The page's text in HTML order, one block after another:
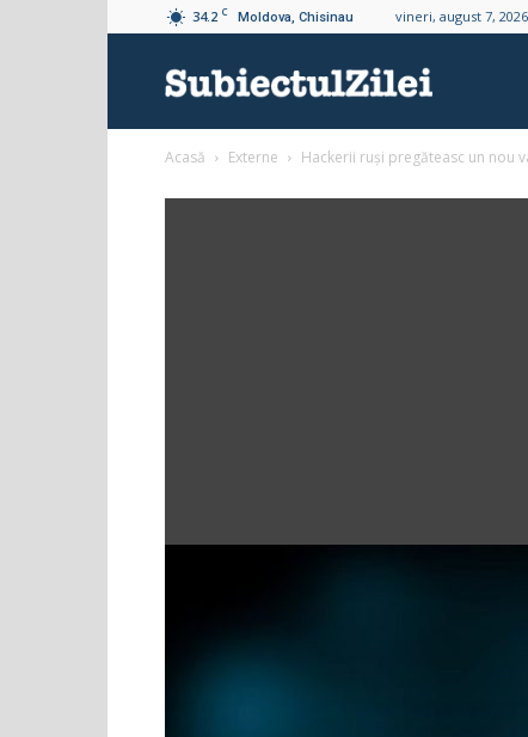
34.2 C Moldova, Chisinau vineri, august 7, 2026
Acasă Externe Hackerii ruşi pregăteasc un nou